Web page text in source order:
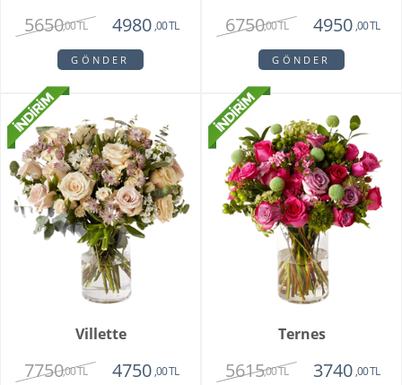
5650,00 TL 4980 ,00 TL
GÖNDER
6750,00 TL 4950 ,00 TL
GÖNDER
Villette
7750,00 TL 4750,00 TL
Ternes
5615,00 TL 3740,00 TL